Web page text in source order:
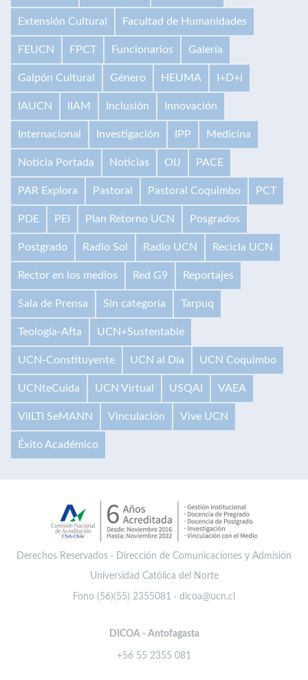
Extensión Cultural Facultad de Humanidades
FEUCN FPCT Funcionarios Galería
Galpón Cultural Género HEUMA I+D+i
IAUCN IIAM Inclusión Innovación
Internacional Investigación IPP Medicina
Noticia Portada Noticias OIJ PACE
PAR Explora Pastoral Pastoral Coquimbo PCT
PDE PEI Plan Retorno UCN Posgrados
Postgrado Radio Sol Radio UCN Recicla UCN
Rector en los medios Red G9 Reportajes
Sala de Prensa Sin categoría Tarpuq
Teología-Afta UCN+Sustentable
UCN-Constituyente UCN al Día UCN Coquimbo
UCNteCuida UCN Virtual USQAI VAEA
VilLTI SeMANN Vinculación Vive UCN
Éxito Académico
Derechos Reservados · Dirección de Comunicaciones y Admisión
Universidad Católica del Norte
Fono (56)(55) 2355081 · dicoa@ucn.cl
DICOA - Antofagasta
+56 55 2355 081